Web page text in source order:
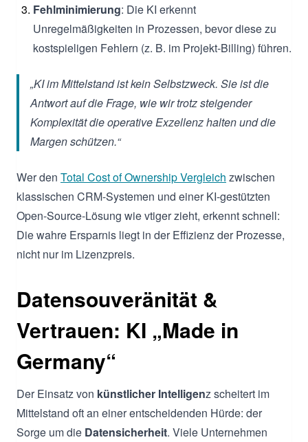
Fehlminimierung: Die KI erkennt
Unregelmäßigkeiten in Prozessen, bevor diese zu
kostspieligen Fehlern (z. B. im Projekt-Billing) führen.
„KI im Mittelstand ist kein Selbstzweck. Sie ist die
Antwort auf die Frage, wie wir trotz steigender
Komplexität die operative Exzellenz halten und die
Margen schützen.“
Wer den Total Cost of Ownership Vergleich zwischen
klassischen CRM-Systemen und einer KI-gestützten
Open-Source-Lösung wie vtiger zieht, erkennt schnell:
Die wahre Ersparnis liegt in der Effizienz der Prozesse,
nicht nur im Lizenzpreis.
Datensouveränität &
Vertrauen: KI „Made in
Germany“
Der Einsatz von künstlicher Intelligenz scheitert im
Mittelstand oft an einer entscheidenden Hürde: der
Sorge um die Datensicherheit. Viele Unternehmen